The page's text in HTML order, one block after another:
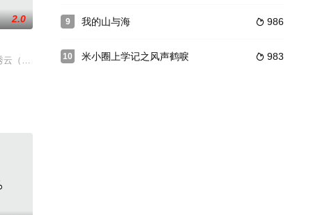
次觉醒》就是围绕着6个觉醒出自主意
家庭生活中父母与儿女之间微妙情感的家庭伦理剧。其中，“母亲”张凯
进入了黎明前最为黑暗的一段时期。民国初年，伴随西方先进文化涌入的，还
2.0
（王玉梅 饰）结婚多年，共同生养了六名子女，一直以来，夫妻两人相敬如宾
9  986
我的山与海
10  983
米小圈上学记之风声鹤唳